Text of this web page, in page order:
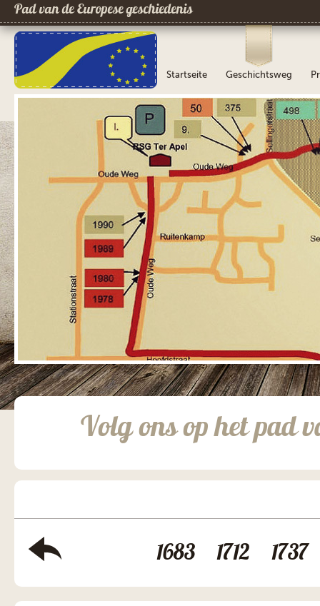
Pad van de Europese geschiedenis
Startseite Geschichtsweg
Volg ons op het pad
1683 1712 1737